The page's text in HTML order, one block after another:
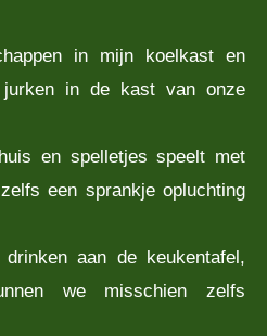
in mijn koelkast en
jurken in de kast van onze
en spelletjes speelt met
een sprankje opluchting
aan de keukentafel,
we misschien zelfs